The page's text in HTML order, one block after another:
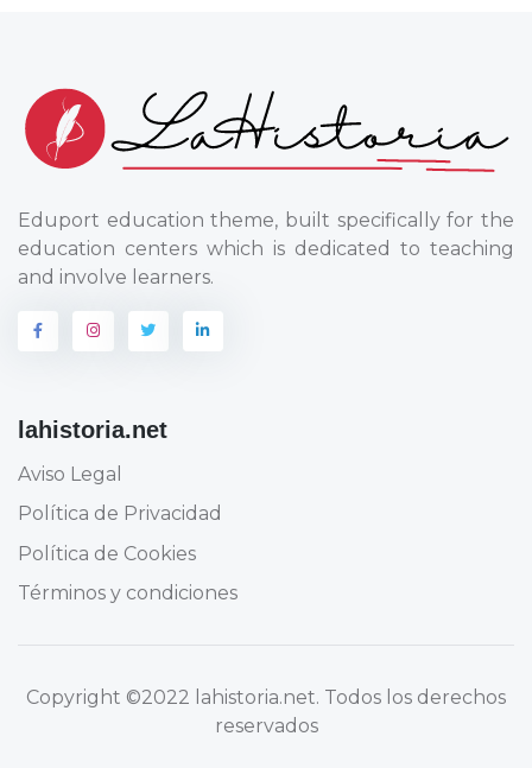
Eduport education theme, built specifically for the
education centers which is dedicated to teaching
and involve learners.
lahistoria.net
Aviso Legal
Política de Privacidad
Política de Cookies
Términos y condiciones
Copyright ©2022 lahistoria.net. Todos los derechos
reservados